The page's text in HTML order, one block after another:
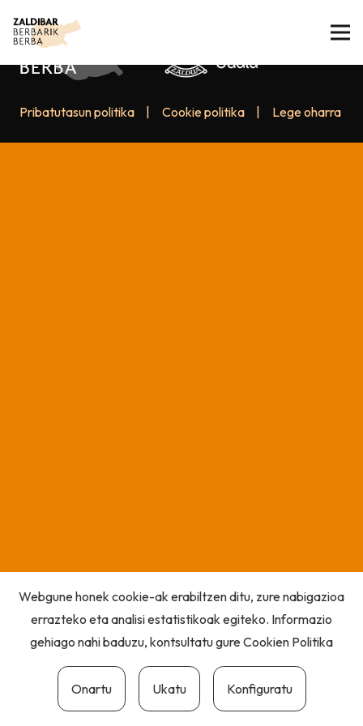
Pribatutasun politika Cookie politika Lege oharra
Webgune honek cookie-ak erabiltzen ditu, zure nabigazioa
errazteko eta analisi estatistikoak egiteko. Informazio
gehiago nahi baduzu, kontsultatu gureCookien Politika
Onartu Ukatu Konfiguratu